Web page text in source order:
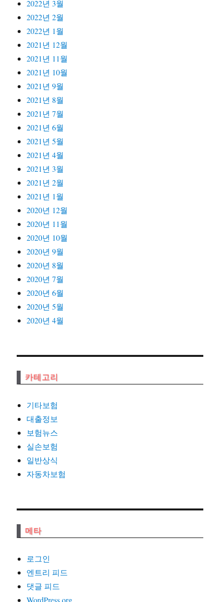
2022년 3월
2022년 2월
2022년 1월
2021년 12월
2021년 11월
2021년 10월
2021년 9월
2021년 8월
2021년 7월
2021년 6월
2021년 5월
2021년 4월
2021년 3월
2021년 2월
2021년 1월
2020년 12월
2020년 11월
2020년 10월
2020년 9월
2020년 8월
2020년 7월
2020년 6월
2020년 5월
2020년 4월
카테고리
기타보험
대출정보
보험뉴스
실손보험
일반상식
자동차보험
메타
로그인
엔트리 피드
댓글 피드
WordPress.org